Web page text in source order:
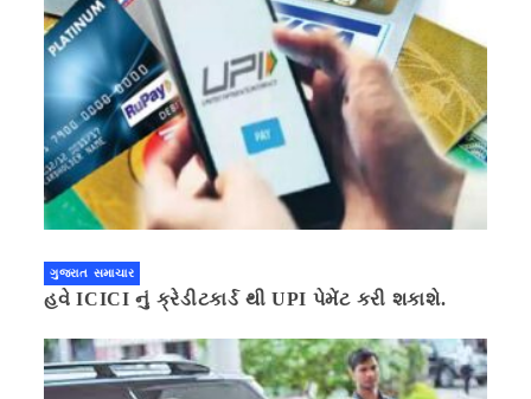
ગુજરાત સમાચાર
હવે ICICI નું ક્રેડીટકાર્ડ થી UPI પેમેંટ કરી શકાશે.